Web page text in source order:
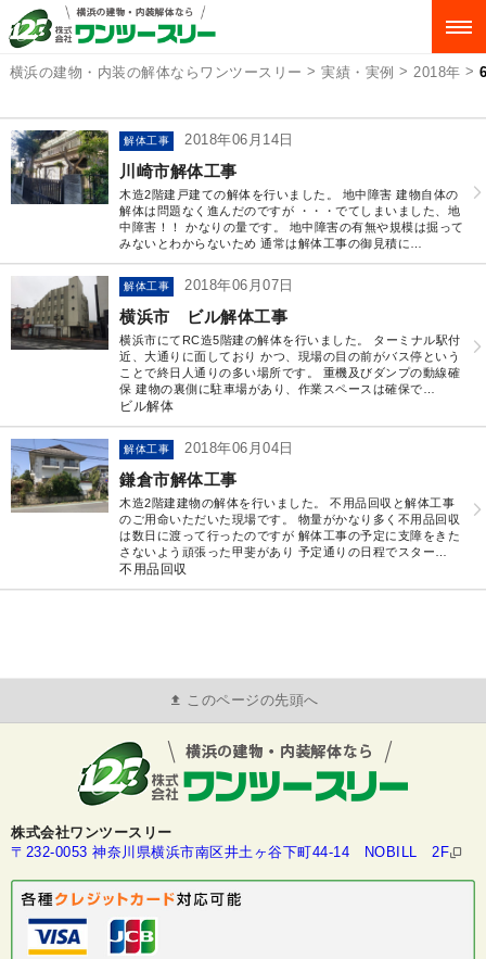
横浜の建物・内装の解体ならワンツースリー >実績・実例 > 2018年 >
解体工事 2018年06月14日
川崎市解体工事
木造2階建戸建ての解体を行いました。 地中障害 建物自体の
解体は問題なく進んだのですが ・・・でてしまいました、地
中障害！！ かなりの量です。 地中障害の有無や規模は掘って
みないとわからないため 通常は解体工事の御見積に…
解体工事 2018年06月07日
横浜市 ビル解体工事
横浜市にてRC造5階建の解体を行いました。 ターミナル駅付
近、大通りに面しており かつ、現場の目の前がバス停という
ことで終日人通りの多い場所です。 重機及びダンプの動線確
保 建物の裏側に駐車場があり、作業スペースは確保で…
ビル解体
解体工事 2018年06月04日
鎌倉市解体工事
木造2階建建物の解体を行いました。 不用品回収と解体工事
のご用命いただいた現場です。 物量がかなり多く不用品回収
は数日に渡って行ったのですが 解体工事の予定に支障をきた
さないよう頑張った甲斐があり 予定通りの日程でスター…
不用品回収
このページの先頭へ
株式会社ワンツースリー
〒232-0053 神奈川県横浜市南区井土ヶ谷下町44-14 NOBILL 2F